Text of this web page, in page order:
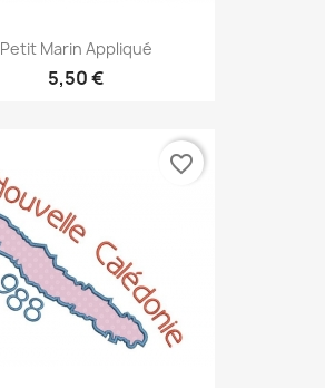
Petit Marin Appliqué
5,50 €
favorite_border